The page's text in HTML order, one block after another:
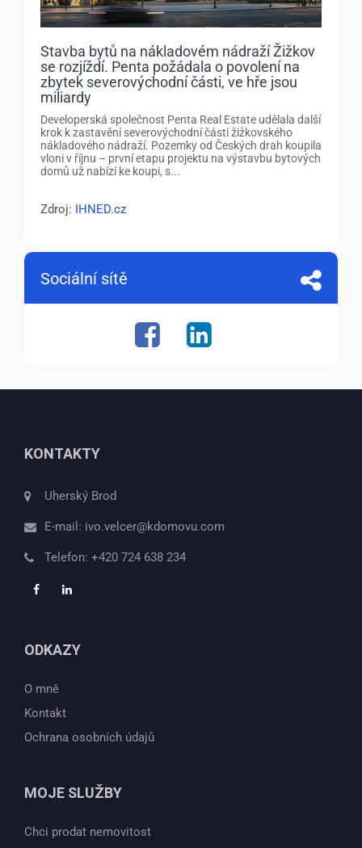
Stavba bytů na nákladovém nádraží Žižkov
se rozjíždí. Penta požádala o povolení na
zbytek severovýchodní části, ve hře jsou
miliardy
Developerská společnost Penta Real Estate udělala další
krok k zastavění severovýchodní části žižkovského
nákladového nádraží. Pozemky od Českých drah koupila
vloni v říjnu – první etapu projektu na výstavbu bytových
domů už nabízí ke koupi, s...
Zdroj: IHNED.cz
Sociální sítě
KONTAKTY
Uherský Brod
E-mail: ivo.velcer@kdomovu.com
Telefon: +420 724 638 234
ODKAZY
O mně
Kontakt
Ochrana osobních údajů
MOJE SLUŽBY
Chci prodat nemovitost